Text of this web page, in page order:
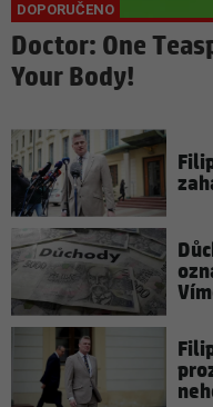
Doctor: One
Your Body!